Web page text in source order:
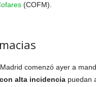
(COFM).
comenzó ayer a
alta incidenciapuedan